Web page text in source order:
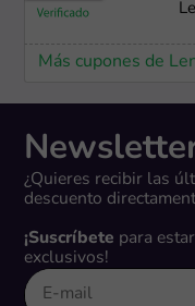
Más cupones de
¿Quieres recibir las
descuento
¡Suscríbete para
exclusivos!